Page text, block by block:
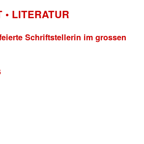
LITERATUR
Schriftstellerin im grossen